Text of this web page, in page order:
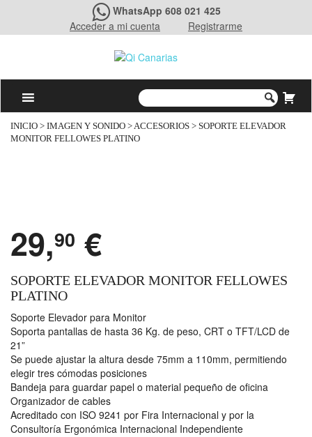
WhatsApp 608 021 425
Acceder a mi cuenta
Registrarme
INICIO > IMAGEN Y SONIDO >ACCESORIOS > SOPORTE ELEVADOR
MONITOR FELLOWES PLATINO
29,90 €
SOPORTE ELEVADOR MONITOR FELLOWES
PLATINO
Soporte Elevador para Monitor
Soporta pantallas de hasta 36 Kg. de peso, CRT o TFT/LCD de
21”
Se puede ajustar la altura desde 75mm a 110mm, permitiendo
elegir tres cómodas posiciones
Bandeja para guardar papel o material pequeño de oficina
Organizador de cables
Acreditado con ISO 9241 por Fira Internacional y por la
Consultoría Ergonómica Internacional Independiente